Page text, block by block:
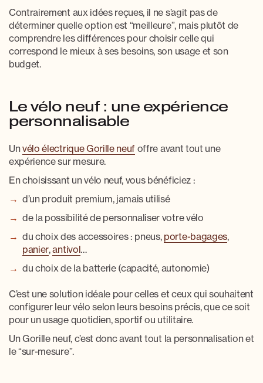
Contrairement aux idées reçues, il ne s’agit pas de
déterminer quelle option est “meilleure”, mais plutôt de
comprendre les différences pour choisir celle qui
correspond le mieux à ses besoins, son usage et son
budget.
Le vélo neuf : une expérience
personnalisable
Unvélo électrique Gorille neuf offre avant tout une
expérience sur mesure.
En choisissant un vélo neuf, vous bénéficiez :
d’un produit premium, jamais utilisé
de la possibilité de personnaliser votre vélo
du choix des accessoires : pneus, porte-bagages,
panier,antivol…
du choix de la batterie (capacité, autonomie)
C’est une solution idéale pour celles et ceux qui souhaitent
configurer leur vélo selon leurs besoins précis, que ce soit
pour un usage quotidien, sportif ou utilitaire.
Un Gorille neuf, c’est donc avant tout la personnalisation et
le “sur-mesure”.